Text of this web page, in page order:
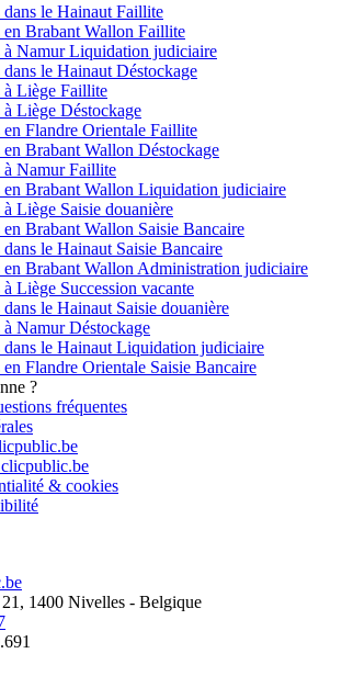
dans le Hainaut Faillite
en Brabant Wallon Faillite
à Namur Liquidation judiciaire
dans le Hainaut Déstockage
à Liège Faillite
à Liège Déstockage
en Flandre Orientale Faillite
en Brabant Wallon Déstockage
à Namur Faillite
en Brabant Wallon Liquidation judiciaire
à Liège Saisie douanière
en Brabant Wallon Saisie Bancaire
dans le Hainaut Saisie Bancaire
en Brabant Wallon Administration judiciaire
Liège Succession vacante
dans le Hainaut Saisie douanière
à Namur Déstockage
dans le Hainaut Liquidation judiciaire
en Flandre Orientale Saisie Bancaire
?
fréquentes
& cookies
1400 Nivelles - Belgique